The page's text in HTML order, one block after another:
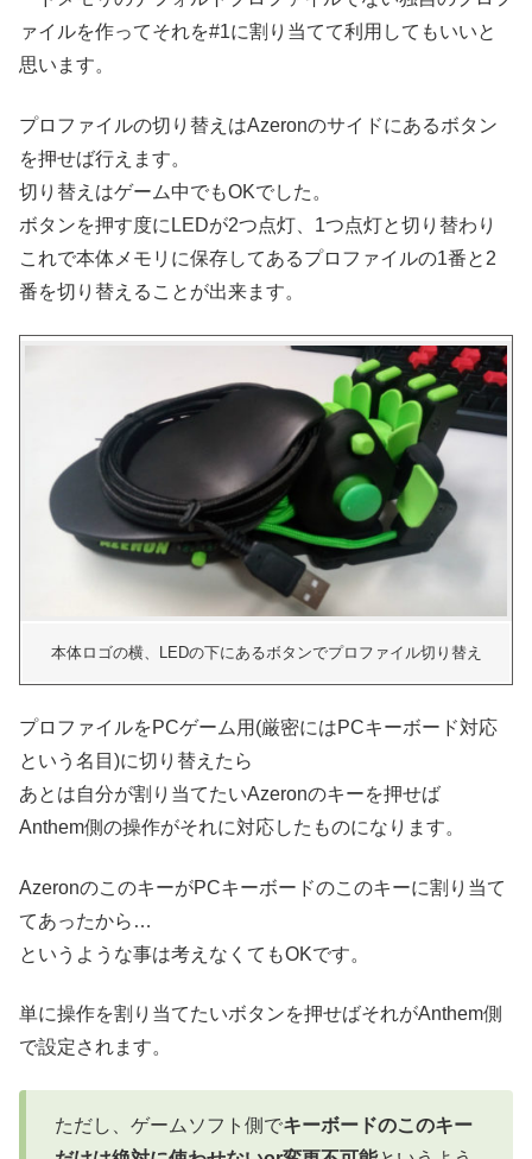
ァイルを作ってそれを#1に割り当てて利用してもいいと
思います。
プロファイルの切り替えはAzeronのサイドにあるボタン
を押せば行えます。
切り替えはゲーム中でもOKでした。
ボタンを押す度にLEDが2つ点灯、1つ点灯と切り替わり
これで本体メモリに保存してあるプロファイルの1番と2
番を切り替えることが出来ます。
本体ロゴの横、LEDの下にあるボタンでプロファイル切り替え
プロファイルをPCゲーム用(厳密にはPCキーボード対応
という名目)に切り替えたら
あとは自分が割り当てたいAzeronのキーを押せば
Anthem側の操作がそれに対応したものになります。
AzeronのこのキーがPCキーボードのこのキーに割り当て
てあったから…
というような事は考えなくてもOKです。
単に操作を割り当てたいボタンを押せばそれがAnthem側
で設定されます。
ただし、ゲームソフト側でキーボードのこのキー